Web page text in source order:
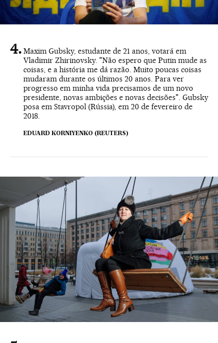
Maxim Gubsky, estudante de 21 anos, votará em
Vladimir Zhirinovsky. "Não espero que Putin mude as
coisas, e a história me dá razão. Muito poucas coisas
mudaram durante os últimos 20 anos. Para ver
progresso em minha vida precisamos de um novo
presidente, novas ambições e novas decisões". Gubsky
posa em Stavropol (Rússia), em 20 de fevereiro de
2018.
EDUARD KORNIYENKO (REUTERS)